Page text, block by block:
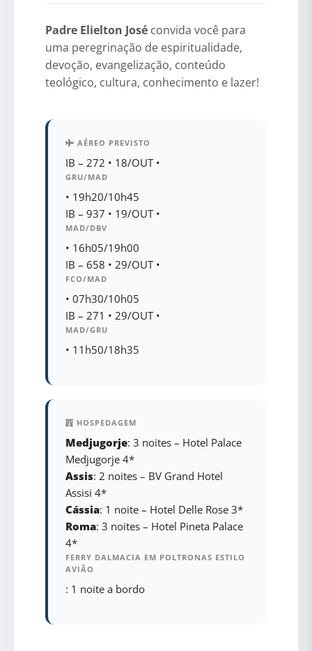
Padre Elielton José convida você para
uma peregrinação de espiritualidade,
devoção, evangelização, conteúdo
teológico, cultura, conhecimento e lazer!
AÉREO PREVISTO
IB – 272 • 18/OUT •
GRU/MAD
• 19h20/10h45
IB – 937 • 19/OUT •
MAD/DBV
• 16h05/19h00
IB – 658 • 29/OUT •
FCO/MAD
• 07h30/10h05
IB – 271 • 29/OUT •
MAD/GRU
• 11h50/18h35
HOSPEDAGEM
Medjugorje: 3 noites – Hotel Palace
Medjugorje 4*
Assis: 2 noites – BV Grand Hotel
Assisi 4*
Cássia: 1 noite – Hotel Delle Rose 3*
Roma: 3 noites – Hotel Pineta Palace
4*
FERRY DALMACIA EM POLTRONAS ESTILO
AVIÃO
: 1 noite a bordo